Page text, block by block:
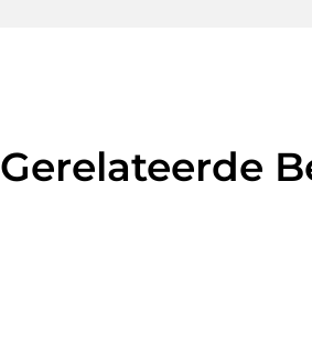
Gerelateerde